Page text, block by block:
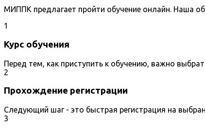
МИППК предлагает пройти обучение онлайн. Наша
1
Курс обучения
Перед тем, как приступить к обучению, важно
2
Прохождение регистрации
Следующий шаг - это быстрая регистрация на
3